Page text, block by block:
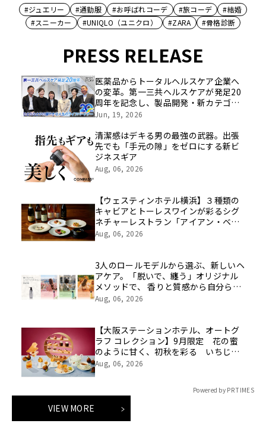
#ジュエリー #通勤服 #お呼ばれコーデ #旅コーデ
#結婚
#スニーカー
#UNIQLO（ユニクロ） #ZARA #骨格診断
PRESS RELEASE
医薬品からトータルヘルスケア企業へ
の変革。第一三共ヘルスケアが発足20
周年を記念し、製品開発・新カテゴリ
挑戦の舞台や旧社統合時のエピソード
像を公開！
Jun, 19, 2026
清潔感はデキる男の最強の武器。出張
先でも「手元の隙」をゼロにする新ビ
ジネスギア
Aug, 06, 2026
【ウェスティンホテル横浜】３種類の
キャビアとトーレスワインが彩るシグ
ネチャーレストラン「アイアン・ベ
イ」、一夜限りのスペシャルペアリン
Aug, 06, 2026
3人のロールモデルから選ぶ、新しいヘ
アケア。「脱いで、纏う」オリジナル
メソッドで、 香りと質感から自分らし
さをデザインする『KAOLKO』がロー
Aug, 06, 2026
【大阪ステーションホテル、オートグ
ラフ コレクション】9月限定 花の蜜
のように甘く、初秋を彩る いちじく
アフタヌーンティー 深紅に色づく果
Aug, 06, 2026
Powered by PR TIMES
VIEW MORE